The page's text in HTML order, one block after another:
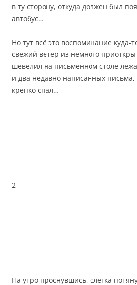
в ту сторону, откуда должен был
автобус…
Но тут всё это воспоминание куда-
свежий ветер из немного
шевелил на письменном столе
и два недавно написанных
крепко спал…
2
На утро проснувшись, слегка